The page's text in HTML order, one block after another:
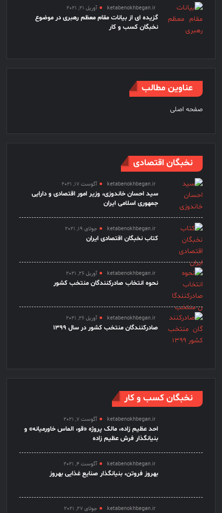
ketabenokhbegan.ir آوریل 21, 2021
گزیده ای از بیانات مقام معظم رهبری در موضوع
نخبگان کسب و کار
عناوین مطالب
صفحه اصلی
نخبگان اقتصادی
ketabenokhbegan.ir آگوست 17, 2021
سید احسان خاندوزی، وزیر امور اقتصادی و دارایی
جمهوری اسلامی ایران
ketabenokhbegan.ir جولای 19, 2021
کتاب نخبگان اقتصادی ایران
ketabenokhbegan.ir آوریل 26, 2021
نحوه انتخاب صادرکنندگان منتخب کشور
ketabenokhbegan.ir آوریل 26, 2021
صادرکنندگان منتخب کشور در سال 1399
نخبگان کسب و کار
ketabenokhbegan.ir آگوست 7, 2021
احد عظیم زاده، مالک پروژه «قو، الماس خاورمیانه» و
بنیانگذار فرش عظیم زاده
ketabenokhbegan.ir آگوست 4, 2021
بهروز فروتن، بنیانگذار صنایع غذایی بهروز
ketabenokhbegan.ir جولای 27, 2021